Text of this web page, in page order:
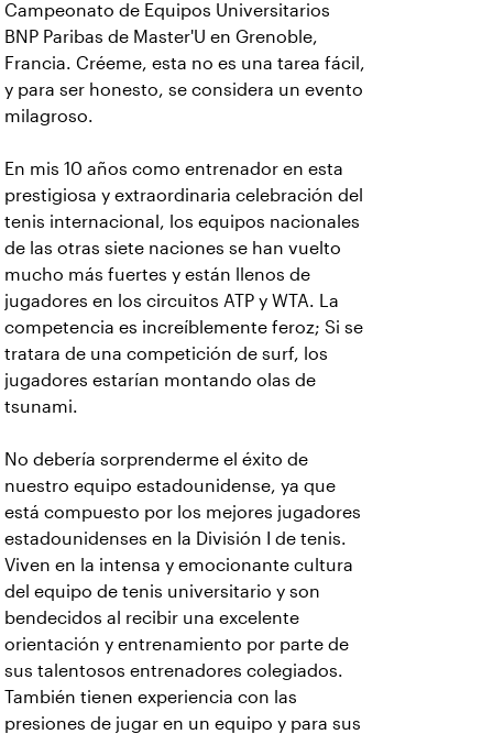
Campeonato de Equipos Universitarios
BNP Paribas de Master'U en Grenoble,
Francia. Créeme, esta no es una tarea fácil,
y para ser honesto, se considera un evento
milagroso.
En mis 10 años como entrenador en esta
prestigiosa y extraordinaria celebración del
tenis internacional, los equipos nacionales
de las otras siete naciones se han vuelto
mucho más fuertes y están llenos de
jugadores en los circuitos ATP y WTA. La
competencia es increíblemente feroz; Si se
tratara de una competición de surf, los
jugadores estarían montando olas de
tsunami.
No debería sorprenderme el éxito de
nuestro equipo estadounidense, ya que
está compuesto por los mejores jugadores
estadounidenses en la División I de tenis.
Viven en la intensa y emocionante cultura
del equipo de tenis universitario y son
bendecidos al recibir una excelente
orientación y entrenamiento por parte de
sus talentosos entrenadores colegiados.
También tienen experiencia con las
presiones de jugar en un equipo y para sus